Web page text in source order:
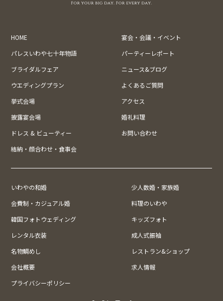
HOME
宴会・会議・イベント
パレスいわや七十年物語
パーティーレポート
ブライダルフェア
ニュース&ブログ
ウエディングプラン
よくあるご質問
挙式会場
アクセス
披露宴会場
婚礼料理
ドレス & ビューティー
お問い合わせ
結納・顔合わせ・食事会
いわやの和婚
少人数婚・家族婚
会費制・カジュアル婚
料理のいわや
韓国フォトウェディング
キッズフォト
レンタル衣装
成人式振袖
名物鯛めし
レストラン&ショップ
会社概要
求人情報
プライバシーポリシー